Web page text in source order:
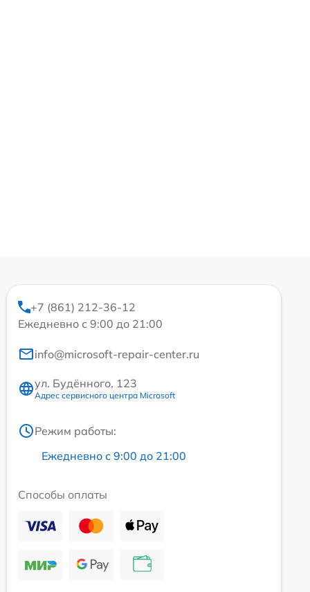
+7 (861) 212-36-12
Ежедневно с 9:00 до 21:00
info@microsoft-repair-center.ru
ул. Будённого, 123
Адрес сервисного центра Microsoft
Режим работы:
Ежедневно с 9:00 до 21:00
Способы оплаты